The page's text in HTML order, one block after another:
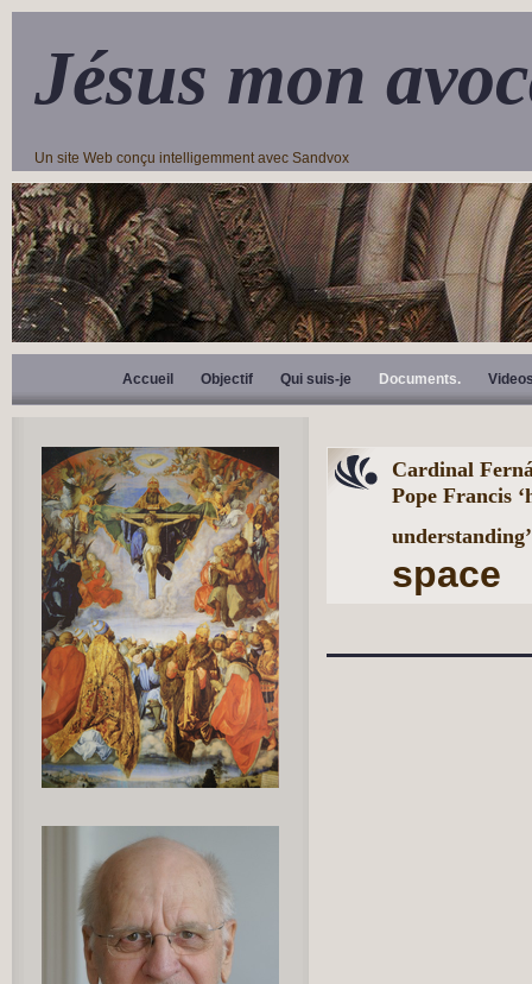
Jésus mon
Un site Web conçu intelligemment avec Sandvox
Accueil Objectif Qui suis-je Documents.
Cardinal
Pope Francis
space